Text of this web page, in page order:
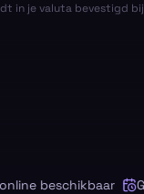
in je valuta bevestigd
beschikbaar